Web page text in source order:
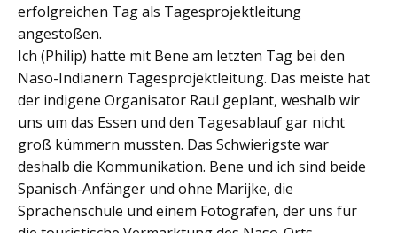
erfolgreichen Tag als Tagesprojektleitung
angestoßen.
Ich (Philip) hatte mit Bene am letzten Tag bei den
Naso-Indianern Tagesprojektleitung. Das meiste hat
der indigene Organisator Raul geplant, weshalb wir
uns um das Essen und den Tagesablauf gar nicht
groß kümmern mussten. Das Schwierigste war
deshalb die Kommunikation. Bene und ich sind beide
Spanisch-Anfänger und ohne Marijke, die
Sprachenschule und einem Fotografen, der uns für